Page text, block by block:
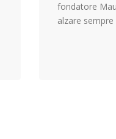
fondatore
alzare sempre